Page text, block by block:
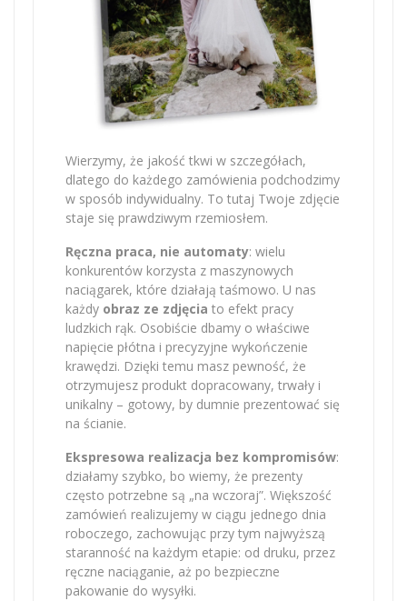
Wierzymy, że jakość tkwi w szczegółach,
dlatego do każdego zamówienia podchodzimy
w sposób indywidualny. To tutaj Twoje zdjęcie
staje się prawdziwym rzemiosłem.
Ręczna praca, nie automaty: wielu
konkurentów korzysta z maszynowych
naciągarek, które działają taśmowo. U nas
każdy obraz ze zdjęcia to efekt pracy
ludzkich rąk. Osobiście dbamy o właściwe
napięcie płótna i precyzyjne wykończenie
krawędzi. Dzięki temu masz pewność, że
otrzymujesz produkt dopracowany, trwały i
unikalny – gotowy, by dumnie prezentować się
na ścianie.
Ekspresowa realizacja bez kompromisów:
działamy szybko, bo wiemy, że prezenty
często potrzebne są „na wczoraj”. Większość
zamówień realizujemy w ciągu jednego dnia
roboczego, zachowując przy tym najwyższą
staranność na każdym etapie: od druku, przez
ręczne naciąganie, aż po bezpieczne
pakowanie do wysyłki.